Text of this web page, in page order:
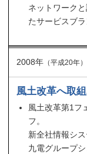
ネットワーク
たサービスブ
2008年（平成20年）
風土改革へ取
風土改革第1フ
フ。
新全社情報シス
九電グループ